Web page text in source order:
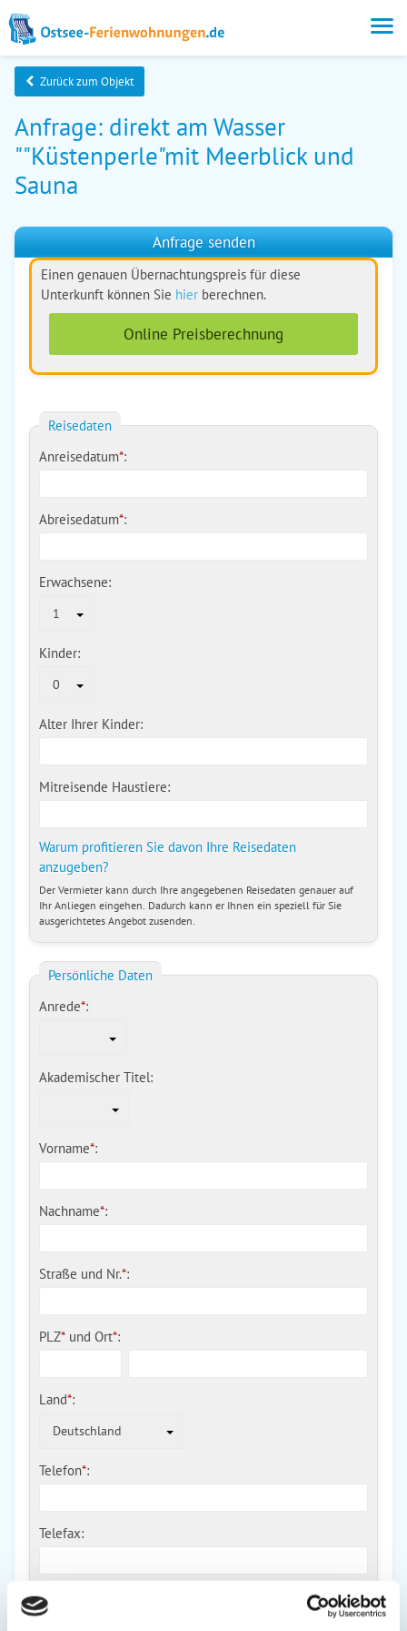
Zurück zum Objekt
Anfrage: direkt am Wasser
""Küstenperle"mit Meerblick und
Sauna
Anfrage senden
Einen genauen Übernachtungspreis für diese
Unterkunft können Sie hier berechnen.
Online Preisberechnung
Reisedaten
Anreisedatum*:
Abreisedatum*:
Erwachsene:
1
Kinder:
0
Alter Ihrer Kinder:
Mitreisende Haustiere:
Warum profitieren Sie davon Ihre Reisedaten
anzugeben?
Der Vermieter kann durch Ihre angegebenen Reisedaten genauer auf
Ihr Anliegen eingehen. Dadurch kann er Ihnen ein speziell für Sie
ausgerichtetes Angebot zusenden.
Persönliche Daten
Anrede*:
Akademischer Titel:
Vorname*:
Nachname*:
Straße und Nr.*:
PLZ* und Ort*:
Land*:
Deutschland
Telefon*:
Telefax:
Mobil: